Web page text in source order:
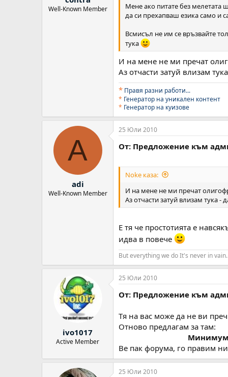
Well-Known Member
Мене ако питате без мелетата
да си прехапваш езика само и
Всмисъл не им се връзвайте
тука
И на мене не ми пречат
Аз отчасти затуй влизам
* Правя разни работи...
* Генератор на уникален контент
* Генератор на куизове
A
adi
Well-Known Member
25 Юли 2010
От: Предложение към
Noke каза:
И на мене не ми пречат
Аз отчасти затуй влизам тука
Е тя че простотията е
идва в повече
But everything we do It's never in vain.
ivo1017
Active Member
25 Юли 2010
От: Предложение към
Тя на вас може да не ви
Отново предлагам за там:
Минимум
Ве пак форума, го правим
25 Юли 2010